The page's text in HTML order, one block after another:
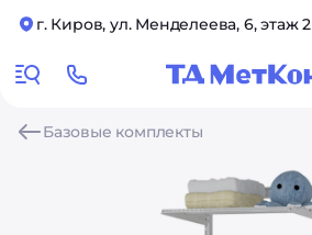
г. Киров, ул. Менделеева, 6, этаж 2
Базовые комплекты